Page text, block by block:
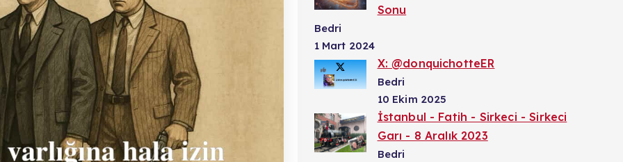
Sonu
Bedri
1 Mart 2024
X: @donquichotteER
Bedri
10 Ekim 2025
İstanbul - Fatih - Sirkeci - Sirkeci
Garı - 8 Aralık 2023
Bedri